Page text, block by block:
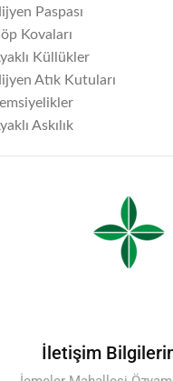
Paspası
Kovaları
Küllükler
Atık Kutuları
Askılık
İletişim